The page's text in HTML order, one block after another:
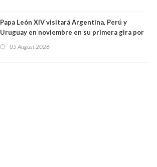
Papa León XIV visitará Argentina, Perú y
Uruguay en noviembre en su primera gira por
05 August 2026